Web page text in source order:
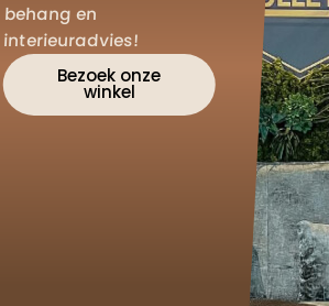
behang en
interieuradvies!
Bezoek onze
winkel